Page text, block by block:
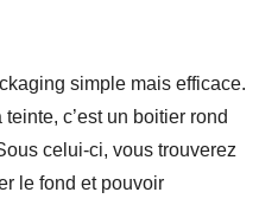
simple mais efficace.
c’est un boitier rond
celui-ci, vous trouverez
le fond et pouvoir